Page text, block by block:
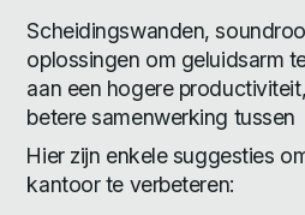
Scheidingswanden,
oplossingen om geluidsarm
aan een hogere
betere samenwerking
Hier zijn enkele suggesties
kantoor te verbeteren: